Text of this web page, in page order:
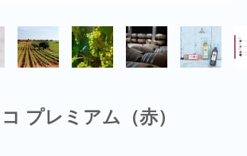
プレミアム（赤）